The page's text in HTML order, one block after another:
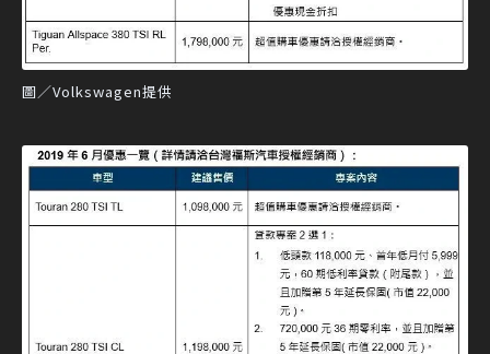
圖／Volkswagen提供